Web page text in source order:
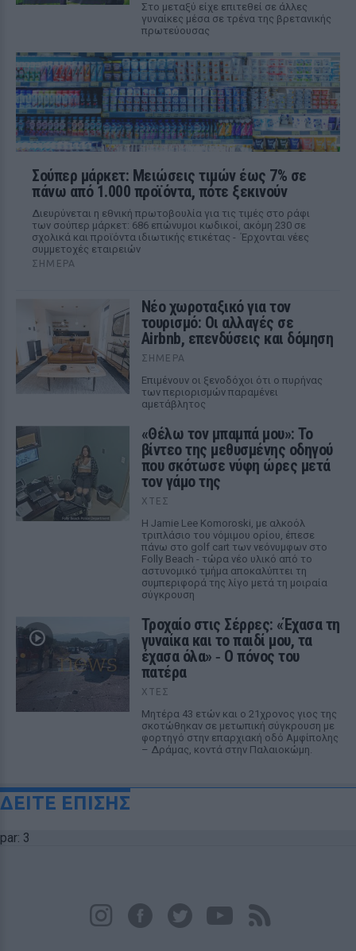
Στο μεταξύ είχε επιτεθεί σε άλλες
γυναίκες μέσα σε τρένα της βρετανικής
πρωτεύουσας
Σούπερ μάρκετ: Μειώσεις τιμών έως 7% σε
πάνω από 1.000 προϊόντα, πότε ξεκινούν
Διευρύνεται η εθνική πρωτοβουλία για τις τιμές στο ράφι
των σούπερ μάρκετ: 686 επώνυμοι κωδικοί, ακόμη 230 σε
σχολικά και προϊόντα ιδιωτικής ετικέτας - Έρχονται νέες
συμμετοχές εταιρειών
ΣΉΜΕΡΑ
Νέο χωροταξικό για τον
τουρισμό: Οι αλλαγές σε
Airbnb, επενδύσεις και δόμηση
ΣΉΜΕΡΑ
Επιμένουν οι ξενοδόχοι ότι ο πυρήνας
των περιορισμών παραμένει
αμετάβλητος
«Θέλω τον μπαμπά μου»: Το
βίντεο της μεθυσμένης οδηγού
που σκότωσε νύφη ώρες μετά
τον γάμο της
ΧΤΕΣ
Η Jamie Lee Komoroski, με αλκοόλ
τριπλάσιο του νόμιμου ορίου, έπεσε
πάνω στο golf cart των νεόνυμφων στο
Folly Beach - τώρα νέο υλικό από το
αστυνομικό τμήμα αποκαλύπτει τη
συμπεριφορά της λίγο μετά τη μοιραία
σύγκρουση
Τροχαίο στις Σέρρες: «Έχασα τη
γυναίκα και το παιδί μου, τα
έχασα όλα» ‑ Ο πόνος του
πατέρα
ΧΤΕΣ
Μητέρα 43 ετών και ο 21χρονος γιος της
σκοτώθηκαν σε μετωπική σύγκρουση με
φορτηγό στην επαρχιακή οδό Αμφίπολης
– Δράμας, κοντά στην Παλαιοκώμη.
ΔΕΙΤΕ ΕΠΙΣΗΣ
par: 3